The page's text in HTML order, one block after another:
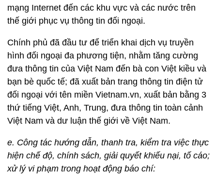
mạng Internet đến các khu vực và các nước trên
thế giới phục vụ thông tin đối ngoại.
Chính phủ đã đầu tư để triển khai dịch vụ truyền
hình đối ngoại đa phương tiện, nhằm tăng cường
đưa thông tin của Việt Nam đến bà con Việt kiều và
bạn bè quốc tế; đã xuất bản trang thông tin điện tử
đối ngoại với tên miền Vietnam.vn, xuất bản bằng 3
thứ tiếng Việt, Anh, Trung, đưa thông tin toàn cảnh
Việt Nam và dư luận thế giới về Việt Nam.
e. Công tác hướng dẫn, thanh tra, kiểm tra việc thực
hiện chế độ, chính sách, giải quyết khiếu nại, tố cáo;
xử lý vi phạm trong hoạt động báo chí: